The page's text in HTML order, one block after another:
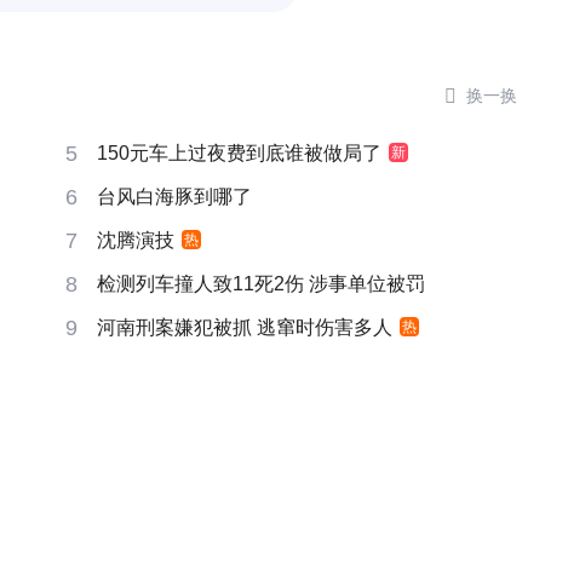
 换一换
5 150元车上过夜费到底谁被做局了 新
6 台风白海豚到哪了
7 沈腾演技 热
8 检测列车撞人致11死2伤 涉事单位被罚
9 河南刑案嫌犯被抓 逃窜时伤害多人 热